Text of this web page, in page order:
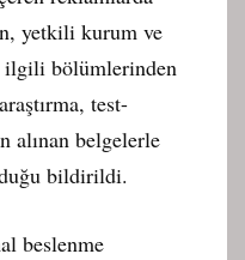
yetkili kurum ve
ilgili bölümlerinden
test-
alınan belgelerle
bildirildi.
beslenme